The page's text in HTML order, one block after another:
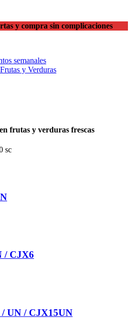
y compra sin complicaciones
semanales
Frutas y Verduras
frutas y verduras frescas
sc
/ CJX6
UN / CJX15UN